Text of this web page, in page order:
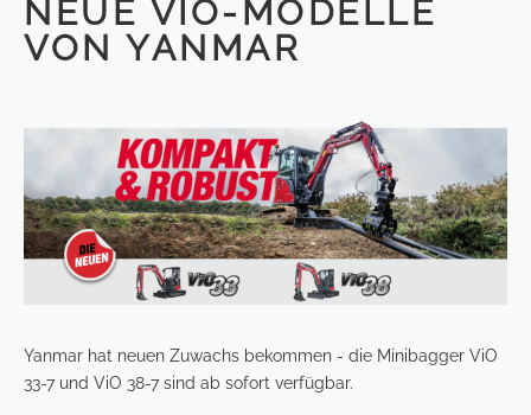
NEUE VIO-MODELLE
VON YANMAR
Yanmar hat neuen Zuwachs bekommen - die Minibagger ViO
33-7 und ViO 38-7 sind ab sofort verfügbar.